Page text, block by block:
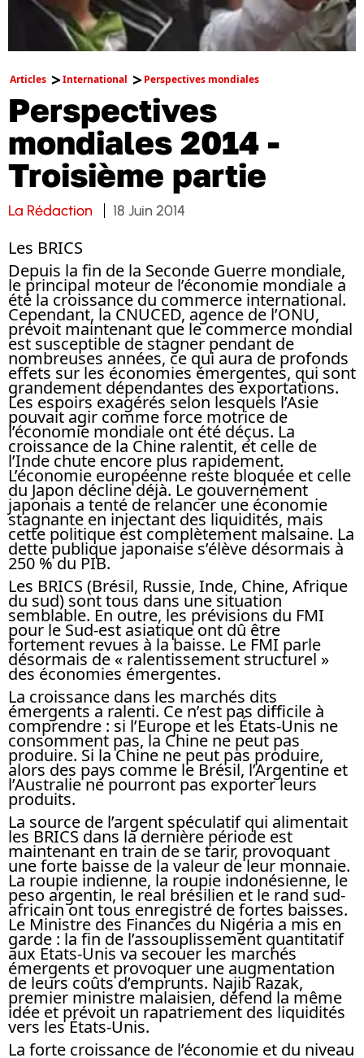
Articles International Perspectives mondiales
Perspectives
mondiales 2014 -
Troisième partie
La Rédaction 18 Juin 2014
Les BRICS
Depuis la fin de la Seconde Guerre mondiale,
le principal moteur de l’économie mondiale a
été la croissance du commerce international.
Cependant, la CNUCED, agence de l’ONU,
prévoit maintenant que le commerce mondial
est susceptible de stagner pendant de
nombreuses années, ce qui aura de profonds
effets sur les économies émergentes, qui sont
grandement dépendantes des exportations.
Les espoirs exagérés selon lesquels l’Asie
pouvait agir comme force motrice de
l’économie mondiale ont été déçus. La
croissance de la Chine ralentit, et celle de
l’Inde chute encore plus rapidement.
L’économie européenne reste bloquée et celle
du Japon décline déjà. Le gouvernement
japonais a tenté de relancer une économie
stagnante en injectant des liquidités, mais
cette politique est complètement malsaine. La
dette publique japonaise s’élève désormais à
250 % du PIB.
Les BRICS (Brésil, Russie, Inde, Chine, Afrique
du sud) sont tous dans une situation
semblable. En outre, les prévisions du FMI
pour le Sud-est asiatique ont dû être
fortement revues à la baisse. Le FMI parle
désormais de « ralentissement structurel »
des économies émergentes.
La croissance dans les marchés dits
émergents a ralenti. Ce n’est pas difficile à
comprendre : si l’Europe et les États-Unis ne
consomment pas, la Chine ne peut pas
produire. Si la Chine ne peut pas produire,
alors des pays comme le Brésil, l’Argentine et
l’Australie ne pourront pas exporter leurs
produits.
La source de l’argent spéculatif qui alimentait
les BRICS dans la dernière période est
maintenant en train de se tarir, provoquant
une forte baisse de la valeur de leur monnaie.
La roupie indienne, la roupie indonésienne, le
peso argentin, le real brésilien et le rand sud-
africain ont tous enregistré de fortes baisses.
Le Ministre des Finances du Nigéria a mis en
garde : la fin de l’assouplissement quantitatif
aux Etats-Unis va secouer les marchés
émergents et provoquer une augmentation
de leurs coûts d’emprunts. Najib Razak,
premier ministre malaisien, défend la même
idée et prévoit un rapatriement des liquidités
vers les États-Unis.
La forte croissance de l’économie et du niveau